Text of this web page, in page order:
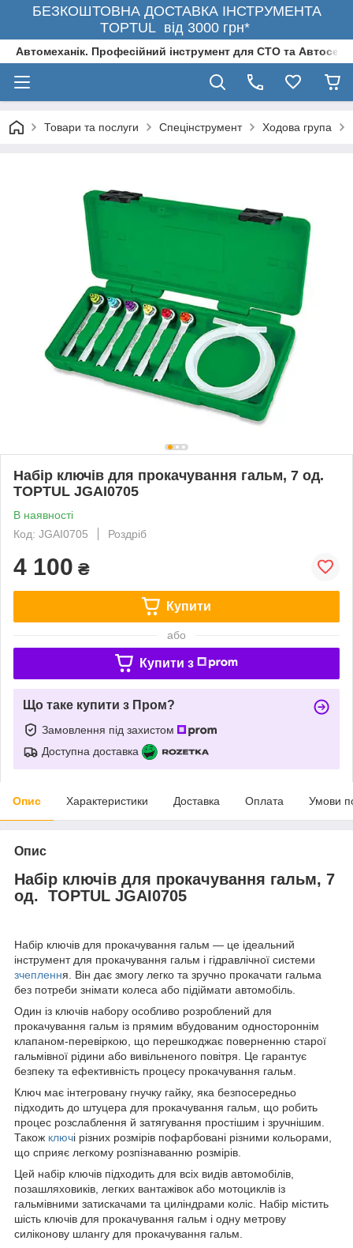
БЕЗКОШТОВНА ДОСТАВКА ІНСТРУМЕНТА
TOPTUL від 3000 грн*
Автомеханік. Професійний інструмент для СТО та
Товари та послуги Спецінструмент Ходова група
Набір ключів для прокачування гальм, 7 од.
TOPTUL JGAI0705
В наявності
Код: JGAI0705
Роздріб
4 100 ₴
Купити
або
Купити з
Що таке купити з Пром?
Замовлення під захистом
Доступна доставка
Опис Характеристики Доставка Оплата Умови
Опис
Набір ключів для прокачування гальм, 7
од. TOPTUL JGAI0705
Набір ключів для прокачування гальм — це ідеальний
інструмент для прокачування гальм і гідравлічної системи
зчеплення. Він дає змогу легко та зручно прокачати гальма
без потреби знімати колеса або підіймати автомобіль.
Один із ключів набору особливо розроблений для
прокачування гальм із прямим вбудованим одностороннім
клапаном-перевіркою, що перешкоджає поверненню старої
гальмівної рідини або вивільненого повітря. Це гарантує
безпеку та ефективність процесу прокачування гальм.
Ключ має інтегровану гнучку гайку, яка безпосередньо
підходить до штуцера для прокачування гальм, що робить
процес розслаблення й затягування простішим і зручнішим.
Також ключі різних розмірів пофарбовані різними кольорами,
що сприяє легкому розпізнаванню розмірів.
Цей набір ключів підходить для всіх видів автомобілів,
позашляховиків, легких вантажівок або мотоциклів із
гальмівними затискачами та циліндрами коліс. Набір містить
шість ключів для прокачування гальм і одну метрову
силіконову шлангу для прокачування гальм.